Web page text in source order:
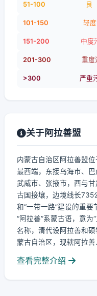
51-100 良
101-150 轻
151-200 中度
201-300 重度
>300 严重
关于阿拉善盟
内蒙古自治区阿拉善盟
最西端，东接乌海市、
武威市、张掖市，西与
古国接壤，边境线长735
和“一带一路”建设的重要
“阿拉善”系蒙古语，意为
名称，清代设阿拉善和
蒙古自治区，现辖阿拉善
查看完整介绍